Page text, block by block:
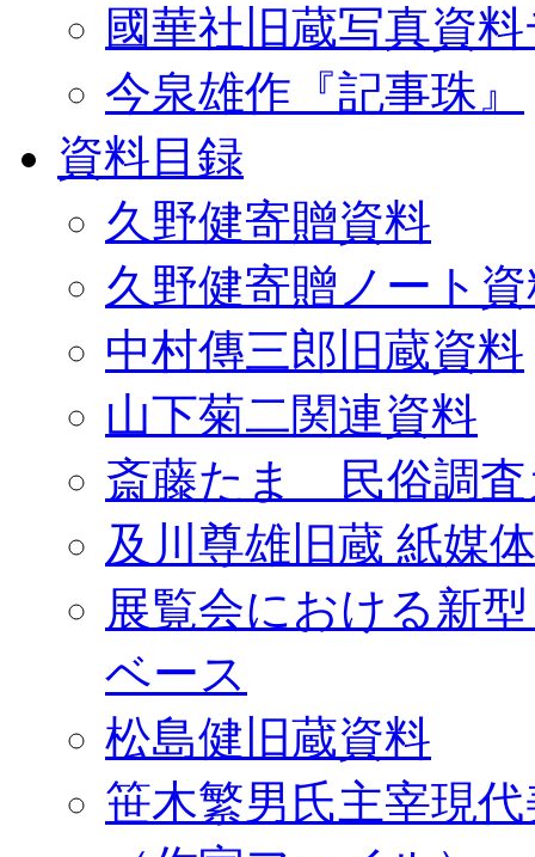
國華社旧蔵写真資
今泉雄作『記事珠』
資料目録
久野健寄贈資料
久野健寄贈ノート
中村傳三郎旧蔵資料
山下菊二関連資料
斎藤たま 民俗調査
及川尊雄旧蔵 紙媒
展覧会における新
ベース
松島健旧蔵資料
笹木繁男氏主宰現